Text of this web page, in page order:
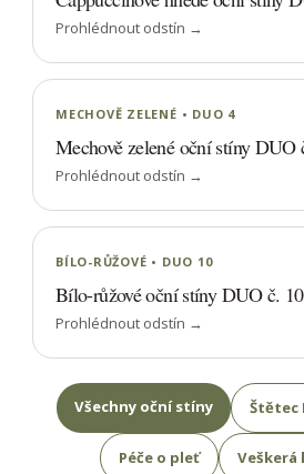
Prohlédnout odstín →
MECHOVĚ ZELENÉ • DUO 4
Mechově zelené oční stíny DUO
Prohlédnout odstín →
BÍLO-RŮŽOVÉ • DUO 10
Bílo-růžové oční stíny DUO č. 10
Prohlédnout odstín →
Všechny oční stíny Štětec
Péče o pleť Veškerá